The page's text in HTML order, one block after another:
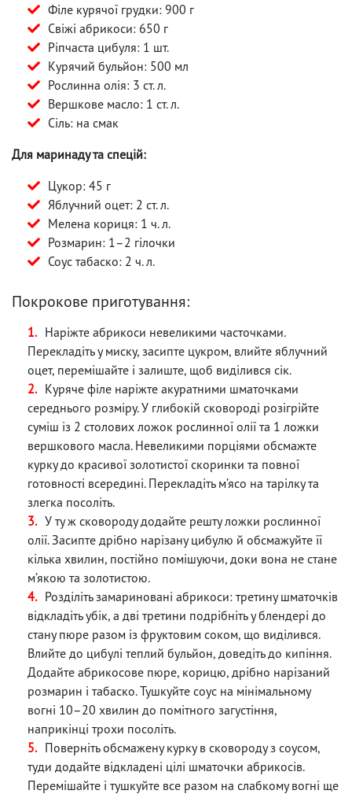
Філе курячої грудки: 900 г
Свіжі абрикоси: 650 г
Ріпчаста цибуля: 1 шт.
Курячий бульйон: 500 мл
Рослинна олія: 3 ст. л.
Вершкове масло: 1 ст. л.
Сіль: на смак
Для маринаду та спецій:
Цукор: 45 г
Яблучний оцет: 2 ст. л.
Мелена кориця: 1 ч. л.
Розмарин: 1–2 гілочки
Соус табаско: 2 ч. л.
Покрокове приготування:
Наріжте абрикоси невеликими часточками.
Перекладіть у миску, засипте цукром, влийте яблучний
оцет, перемішайте і залиште, щоб виділився сік.
Куряче філе наріжте акуратними шматочками
середнього розміру. У глибокій сковороді розігрійте
суміш із 2 столових ложок рослинної олії та 1 ложки
вершкового масла. Невеликими порціями обсмажте
курку до красивої золотистої скоринки та повної
готовності всередині. Перекладіть м’ясо на тарілку та
злегка посоліть.
У ту ж сковороду додайте решту ложки рослинної
олії. Засипте дрібно нарізану цибулю й обсмажуйте її
кілька хвилин, постійно помішуючи, доки вона не стане
м’якою та золотистою.
Розділіть замариновані абрикоси: третину шматочків
відкладіть убік, а дві третини подрібніть у блендері до
стану пюре разом із фруктовим соком, що виділився.
Влийте до цибулі теплий бульйон, доведіть до кипіння.
Додайте абрикосове пюре, корицю, дрібно нарізаний
розмарин і табаско. Тушкуйте соус на мінімальному
вогні 10–20 хвилин до помітного загустіння,
наприкінці трохи посоліть.
Поверніть обсмажену курку в сковороду з соусом,
туди додайте відкладені цілі шматочки абрикосів.
Перемішайте і тушкуйте все разом на слабкому вогні ще